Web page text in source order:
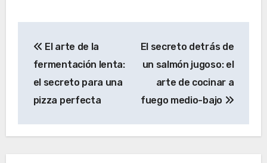
de
entradas
El arte de la
fermentación lenta:
el secreto para una
pizza perfecta
El secreto detrás de
un salmón jugoso: el
arte de cocinar a
fuego medio-bajo